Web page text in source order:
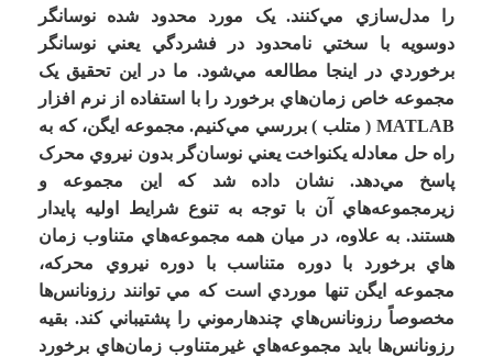
را مدل‌سازي مي‌کنند. يک مورد محدود شده نوسان­گر
دوسويه با سختي نامحدود در فشردگي يعني نوسان­گر
برخوردي در اينجا مطالعه مي‌­شود. ما در اين تحقیق يک
مجموعه خاص زمان‌هاي برخورد رابا استفاده از نرم افزار
MATLAB ( متلب )
بررسي مي­‌کنيم. مجموعه ايگن، که به
راه حل معادله يکنواخت يعني نوسان‌گر بدون نيروي محرک
پاسخ مي‌دهد. نشان داده شد که اين مجموعه و
زيرمجموعه‌هاي آن با توجه به تنوع شرايط اوليه پايدار
هستند. به علاوه، در ميان همه مجموعه­‌هاي متناوب زمان­‌
هاي برخورد با دوره متناسب با دوره نيروي محرکه،
مجموعه ايگن تنها موردي است که مي توانند رزونانس­‌ها
مخصوصاً رزونانس‌هاي چندهارموني را پشتيباني کند. بقيه
رزونانس‌ها بايد مجموعه‌هاي غيرمتناوب زمان‌هاي برخورد